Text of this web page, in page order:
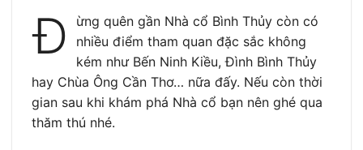
Đ
ừng quên gần Nhà cổ Bình Thủy còn có
nhiều điểm tham quan đặc sắc không
kém như Bến Ninh Kiều, Đình Bình Thủy
hay Chùa Ông Cần Thơ… nữa đấy. Nếu còn thời
gian sau khi khám phá Nhà cổ bạn nên ghé qua
thăm thú nhé.